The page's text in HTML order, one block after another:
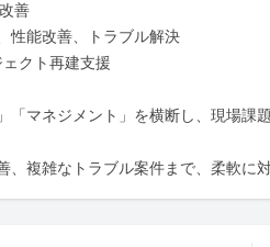
善
性能改善、トラブル解決
ェクト再建支援
「マネジメント」を横断し、現場
、複雑なトラブル案件まで、柔軟に